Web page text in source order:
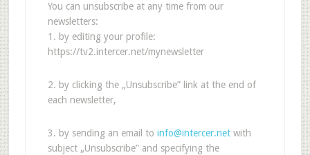
You can unsubscribe at any time from our
newsletters:
1. by editing your profile:
https://tv2.intercer.net/mynewsletter
2. by clicking the „Unsubscribe” link at the end of
each newsletter,
3. by sending an email to info@intercer.netwith
subject „Unsubscribe” and specifying the